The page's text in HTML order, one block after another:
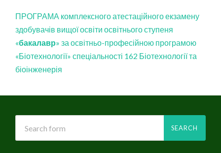
ПРОГРАМА комплексного атестаційного екзамену
здобувачів вищої освіти освітнього ступеня
«бакалавр» за освітньо-професійною програмою
«Біотехнології» спеціальності 162 Біотехнології та
біоінженерія